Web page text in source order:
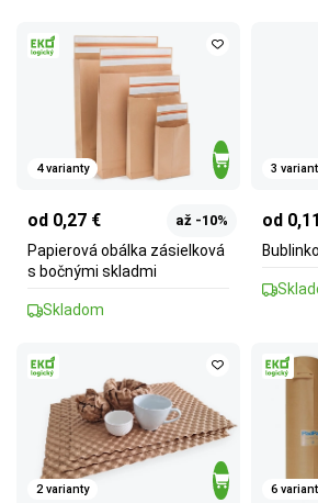
4 varianty
od 0,27 € až -10%
Papierová obálka zásielková
s bočnými skladmi
Skladom
3
od
2 varianty 6